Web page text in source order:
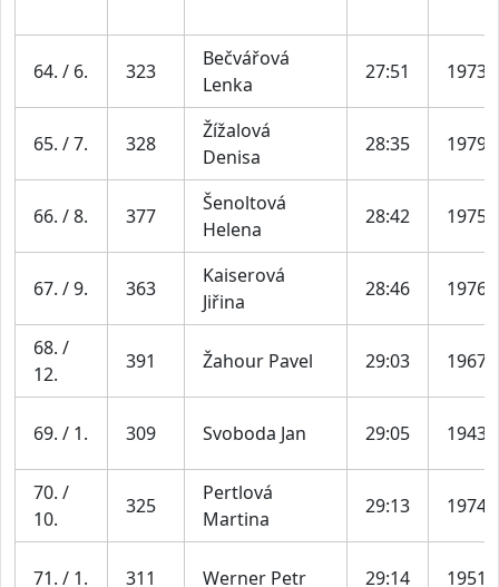
64. / 6. 323
Bečvářová
Lenka
27:51 1973
65. / 7. 328
Žížalová
Denisa
28:35 1979
66. / 8. 377
Šenoltová
Helena
28:42 1975
67. / 9. 363
Kaiserová
Jiřina
28:46 1976
68. /
12.
391 Žahour Pavel 29:03 1967
69. / 1. 309 Svoboda Jan 29:05 1943
70. /
10.
325
Pertlová
Martina
29:13 1974
71. / 1. 311 Werner Petr 29:14 1951